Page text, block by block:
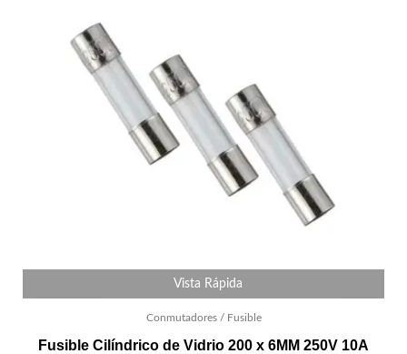
Vista Rápida
Conmutadores / Fusible
Fusible Cilíndrico de Vidrio 200 x 6MM 250V 10A